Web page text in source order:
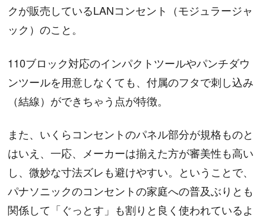
クが販売しているLANコンセント（モジュラージャ
ック）のこと。
110ブロック対応のインパクトツールやパンチダウ
ンツールを用意しなくても、付属のフタで刺し込み
（結線）ができちゃう点が特徴。
また、いくらコンセントのパネル部分が規格ものと
はいえ、一応、メーカーは揃えた方が審美性も高い
し、微妙な寸法ズレも避けやすい。ということで、
パナソニックのコンセントの家庭への普及ぶりとも
関係して「ぐっとす」も割りと良く使われているよ